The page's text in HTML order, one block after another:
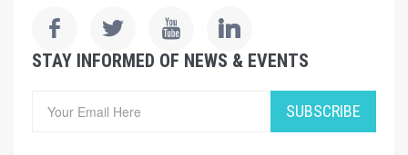
STAY INFORMED OF NEWS & EVENTS
SUBSCRIBE